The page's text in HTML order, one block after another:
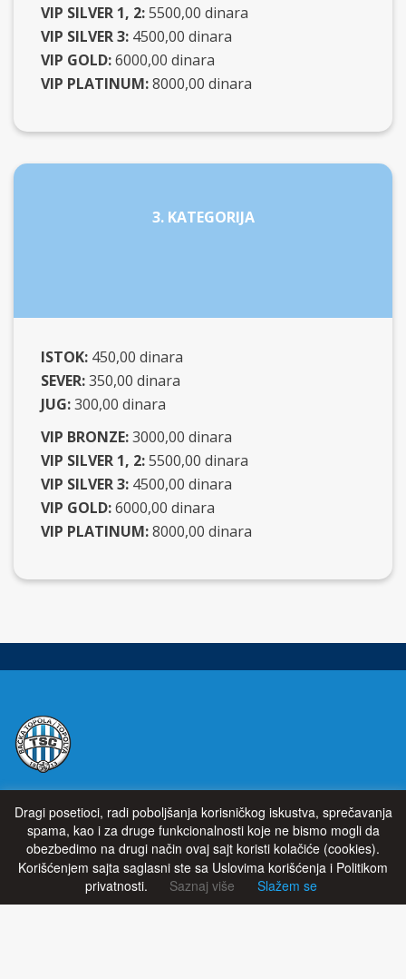
VIP SILVER 1, 2:5500,00 dinara
VIP SILVER 3: 4500,00 dinara
VIP GOLD:6000,00 dinara
VIP PLATINUM:8000,00 dinara
3. KATEGORIJA
ISTOK: 450,00 dinara
SEVER:350,00 dinara
JUG:300,00 dinara
VIP BRONZE:3000,00 dinara
VIP SILVER 1, 2:5500,00 dinara
VIP SILVER 3: 4500,00 dinara
VIP GOLD:6000,00 dinara
VIP PLATINUM:8000,00 dinara
Prvi fudbalski klub u Bačkoj Topoli formiran je 1912. godine a
zvanično postoji od 1913. godine pod imenom „Topolski
Sportski Club" (TSC). Generalni sponzor kluba je kompanija
„SAT-TRAKT” DOO iz Bačke Topole. Generalni direktor kluba je
gospodin Sabolč Palađi.
Dragi posetioci, radi poboljšanja korisničkog iskustva, sprečavanja
spama, kao i za druge funkcionalnosti koje ne bismo mogli da
obezbedimo na drugi način ovaj sajt koristi kolačiće (cookies).
Korišćenjem sajta saglasni ste sa Uslovima korišćenja i Politikom
privatnosti.
Saznaj više Slažem se